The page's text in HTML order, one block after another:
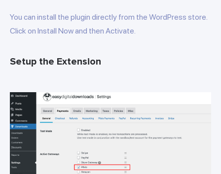
You can install the plugin directly from the WordPress store.
Click on Install Now and then Activate.
Setup the Extension